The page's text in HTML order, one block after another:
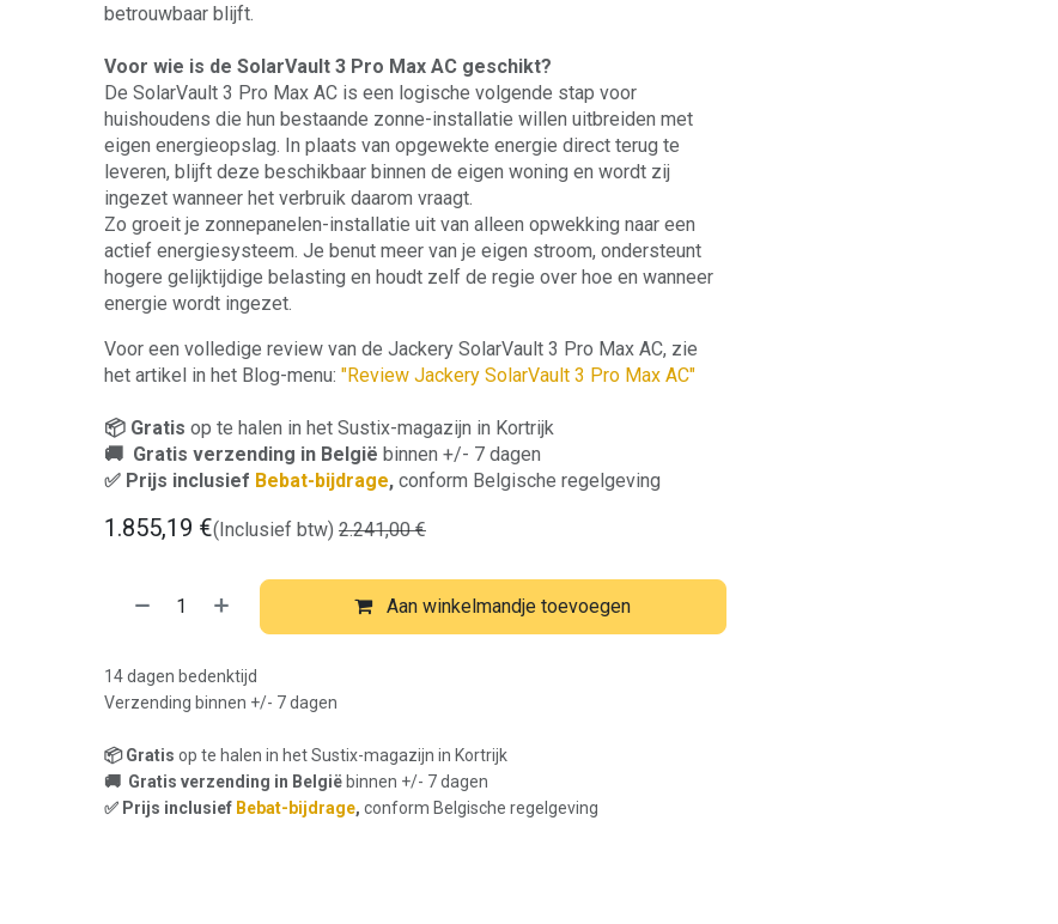
betrouwbaar blijft.
Voor wie is de SolarVault 3 Pro Max AC geschikt?
De SolarVault 3 Pro Max AC is een logische volgende stap voor
huishoudens die hun bestaande zonne-installatie willen uitbreiden met
eigen energieopslag. In plaats van opgewekte energie direct terug te
leveren, blijft deze beschikbaar binnen de eigen woning en wordt zij
ingezet wanneer het verbruik daarom vraagt.
Zo groeit je zonnepanelen-installatie uit van alleen opwekking naar een
actief energiesysteem. Je benut meer van je eigen stroom, ondersteunt
hogere gelijktijdige belasting en houdt zelf de regie over hoe en wanneer
energie wordt ingezet.
Voor een volledige review van de Jackery SolarVault 3 Pro Max AC, zie
het artikel in het Blog-menu: "Review Jackery SolarVault 3 Pro Max AC"
📦 Gratis op te halen in het Sustix-magazijn in Kortrijk
🚚 Gratis verzending in België binnen +/- 7 dagen
✅ Prijs inclusief Bebat-bijdrage, conform Belgische regelgeving
1.855,19 €(Inclusief btw) 2.241,00€
Aan winkelmandje toevoegen
14 dagen bedenktijd
Verzending binnen +/- 7 dagen
📦 Gratis op te halen in het Sustix-magazijn in Kortrijk
🚚 Gratis verzending in België binnen +/- 7 dagen
✅ Prijs inclusief Bebat-bijdrage, conform Belgische regelgeving